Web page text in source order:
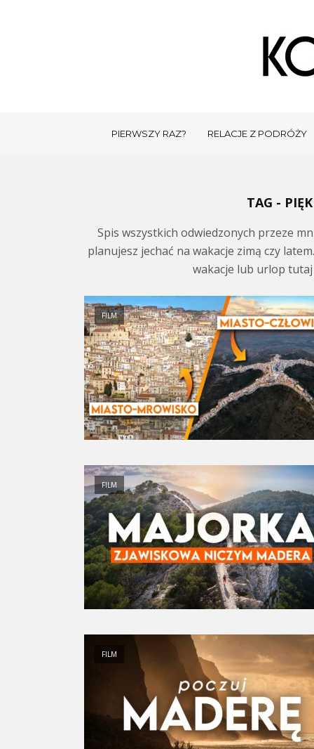
PIERWSZY RAZ? RELACJE Z PODRÓŻY
TAG -
Spis wszystkich odwiedzonych przeze
planujesz jechać na wakacje zimą czy
wakacje lub urlop
FILM
FILM
FILM